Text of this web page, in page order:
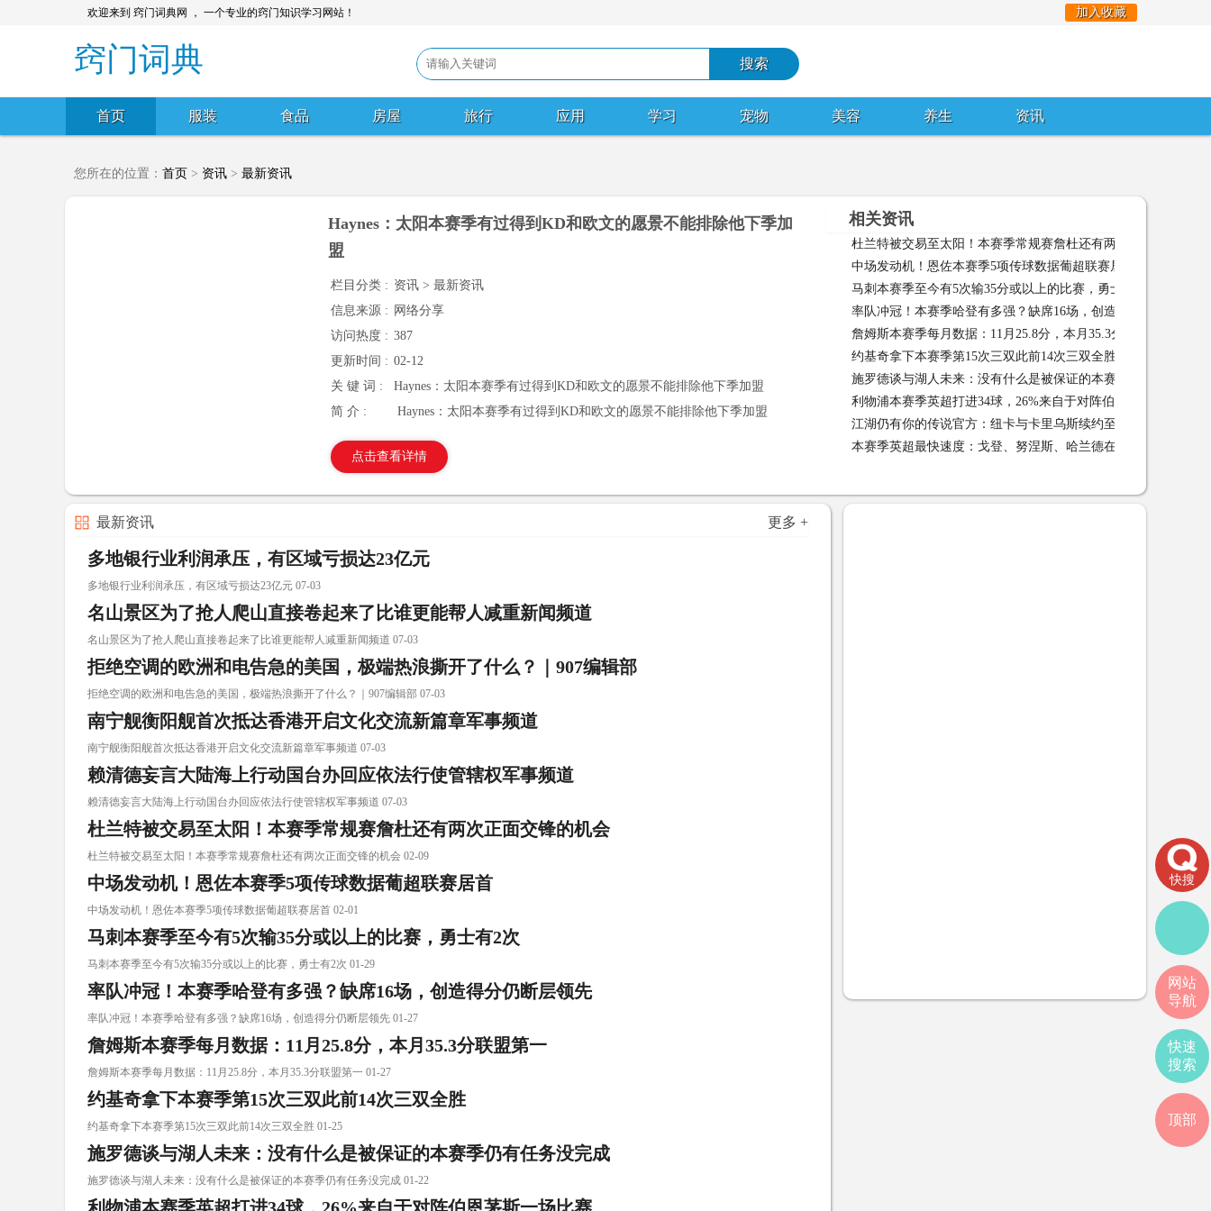
欢迎来到 窍门词典网 ， 一个专业的窍门知识学习网站！ 加入收藏
窍门词典
首页 服装 食品 房屋 旅行 应用 学习 宠物 美容 养生 资讯
您所在的位置： 首页 > 资讯 > 最新资讯
Haynes：太阳本赛季有过得到KD和欧文的愿景不能排除他下季加
盟
栏目分类 : 资讯 > 最新资讯
信息来源 : 网络分享
访问热度 : 387
更新时间 : 02-12
关 键 词 :
Haynes：太阳本赛季有过得到KD和欧文的愿景不能排除他下季加盟
简 介 :
Haynes：太阳本赛季有过得到KD和欧文的愿景不能排除他下季加盟
点击查看详情
相关资讯
杜兰特被交易至太阳！本赛季常规赛詹杜还有两次正面交锋的机
02-09
中场发动机！恩佐本赛季5项传球数据葡超联赛居首
马刺本赛季至今有5次输35分或以上的比赛，勇士有2次
率队冲冠！本赛季哈登有多强？缺席16场，创造得分仍断层领先
27
詹姆斯本赛季每月数据：11月25.8分，本月35.3分联盟第一
约基奇拿下本赛季第15次三双此前14次三双全胜
施罗德谈与湖人未来：没有什么是被保证的本赛季仍有任务没完
01-22
利物浦本赛季英超打进34球，26%来自于对阵伯恩茅斯一场比赛
江湖仍有你的传说官方：纽卡与卡里乌斯续约至本赛季末
本赛季英超最快速度：戈登、努涅斯、哈兰德在列
最新资讯 更多 +
多地银行业利润承压，有区域亏损达23亿元
多地银行业利润承压，有区域亏损达23亿元 07-03
名山景区为了抢人爬山直接卷起来了比谁更能帮人减重新闻频道
名山景区为了抢人爬山直接卷起来了比谁更能帮人减重新闻频道 07-03
拒绝空调的欧洲和电告急的美国，极端热浪撕开了什么？｜907编辑部
拒绝空调的欧洲和电告急的美国，极端热浪撕开了什么？｜907编辑部 07-03
南宁舰衡阳舰首次抵达香港开启文化交流新篇章军事频道
南宁舰衡阳舰首次抵达香港开启文化交流新篇章军事频道 07-03
赖清德妄言大陆海上行动国台办回应依法行使管辖权军事频道
赖清德妄言大陆海上行动国台办回应依法行使管辖权军事频道 07-03
杜兰特被交易至太阳！本赛季常规赛詹杜还有两次正面交锋的机会
杜兰特被交易至太阳！本赛季常规赛詹杜还有两次正面交锋的机会 02-09
中场发动机！恩佐本赛季5项传球数据葡超联赛居首
中场发动机！恩佐本赛季5项传球数据葡超联赛居首 02-01
马刺本赛季至今有5次输35分或以上的比赛，勇士有2次
马刺本赛季至今有5次输35分或以上的比赛，勇士有2次 01-29
率队冲冠！本赛季哈登有多强？缺席16场，创造得分仍断层领先
率队冲冠！本赛季哈登有多强？缺席16场，创造得分仍断层领先 01-27
詹姆斯本赛季每月数据：11月25.8分，本月35.3分联盟第一
詹姆斯本赛季每月数据：11月25.8分，本月35.3分联盟第一 01-27
约基奇拿下本赛季第15次三双此前14次三双全胜
约基奇拿下本赛季第15次三双此前14次三双全胜 01-25
施罗德谈与湖人未来：没有什么是被保证的本赛季仍有任务没完成
施罗德谈与湖人未来：没有什么是被保证的本赛季仍有任务没完成 01-22
快搜
网站
导航
快速
搜索
顶部